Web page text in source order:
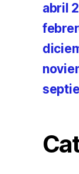
abril